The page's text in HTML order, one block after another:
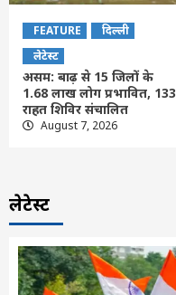
FEATURE
दिल्ली
लेटेस्ट
असम: बाढ़ से 15 जिलों के
1.68 लाख लोग प्रभावित, 133
राहत शिविर संचालित
August 7, 2026
लेटेस्ट